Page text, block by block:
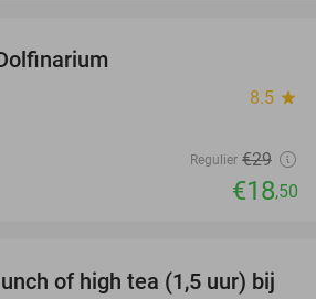
8.5 star
Regulier €29
€18,50
44%
of high tea (1,5 uur) bij